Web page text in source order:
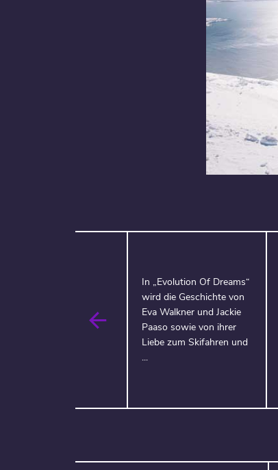
In „Evolution Of Dreams“
wird die Geschichte von
Eva Walkner und Jackie
Paaso sowie von ihrer
Liebe zum Skifahren und
...